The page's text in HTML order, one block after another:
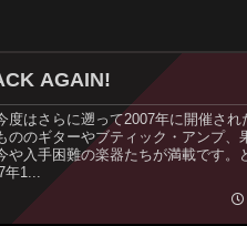
AGAIN!
度はさらに遡って2007年に開催され
ののギターやブティック・アンプ、
や入手困難の楽器たちが満載です。
1...